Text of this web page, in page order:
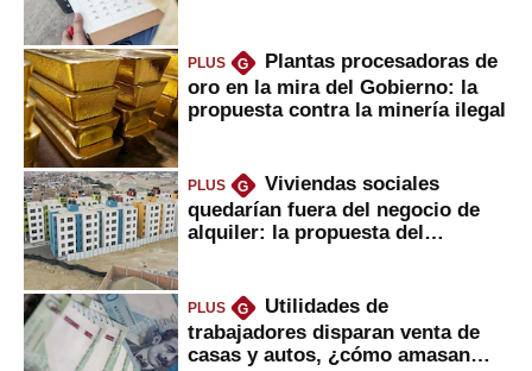
PLUS G
Plantas procesadoras de
oro en la mira del Gobierno: la
propuesta contra la minería ilegal
PLUS G
Viviendas sociales
quedarían fuera del negocio de
alquiler: la propuesta del
PLUS G
Utilidades de
trabajadores disparan venta de
casas y autos, ¿cómo amasan